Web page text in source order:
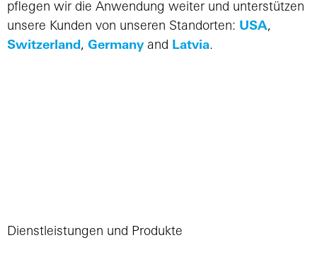
pflegen wir die Anwendung weiter und unterstützen
unsere Kunden von unseren Standorten: USA,
Switzerland, Germanyand Latvia.
Dienstleistungen und Produkte